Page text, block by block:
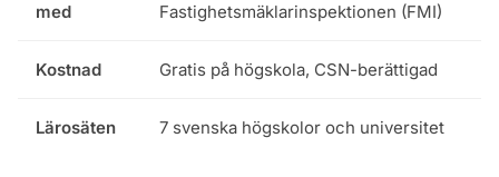
med
Fastighetsmäklarinspektionen (FMI)
Kostnad Gratis på högskola, CSN-berättigad
Lärosäten 7 svenska högskolor och universitet